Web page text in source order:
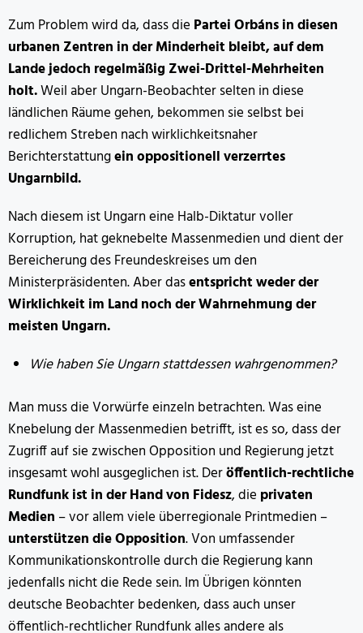
Zum Problem wird da, dass die Partei Orbáns in diesen
urbanen Zentren in der Minderheit bleibt, auf dem
Lande jedoch regelmäßig Zwei-Drittel-Mehrheiten
holt.Weil aber Ungarn-Beobachter selten in diese
ländlichen Räume gehen, bekommen sie selbst bei
redlichem Streben nach wirklichkeitsnaher
Berichterstattungein oppositionell verzerrtes
Ungarnbild.
Nach diesem ist Ungarn eine Halb-Diktatur voller
Korruption, hat geknebelte Massenmedien und dient der
Bereicherung des Freundeskreises um den
Ministerpräsidenten. Aber dasentspricht weder der
Wirklichkeit im Land noch der Wahrnehmung der
meisten Ungarn.
Wie haben Sie Ungarn stattdessen wahrgenommen?
Man muss die Vorwürfe einzeln betrachten. Was eine
Knebelung der Massenmedien betrifft, ist es so, dass der
Zugriff auf sie zwischen Opposition und Regierung jetzt
insgesamt wohl ausgeglichen ist. Deröffentlich-rechtliche
Rundfunk ist in der Hand von Fidesz, die privaten
Medien – vor allem viele überregionale Printmedien –
unterstützen die Opposition. Von umfassender
Kommunikationskontrolle durch die Regierung kann
jedenfalls nicht die Rede sein. Im Übrigen könnten
deutsche Beobachter bedenken, dass auch unser
öffentlich-rechtlicher Rundfunk alles andere als